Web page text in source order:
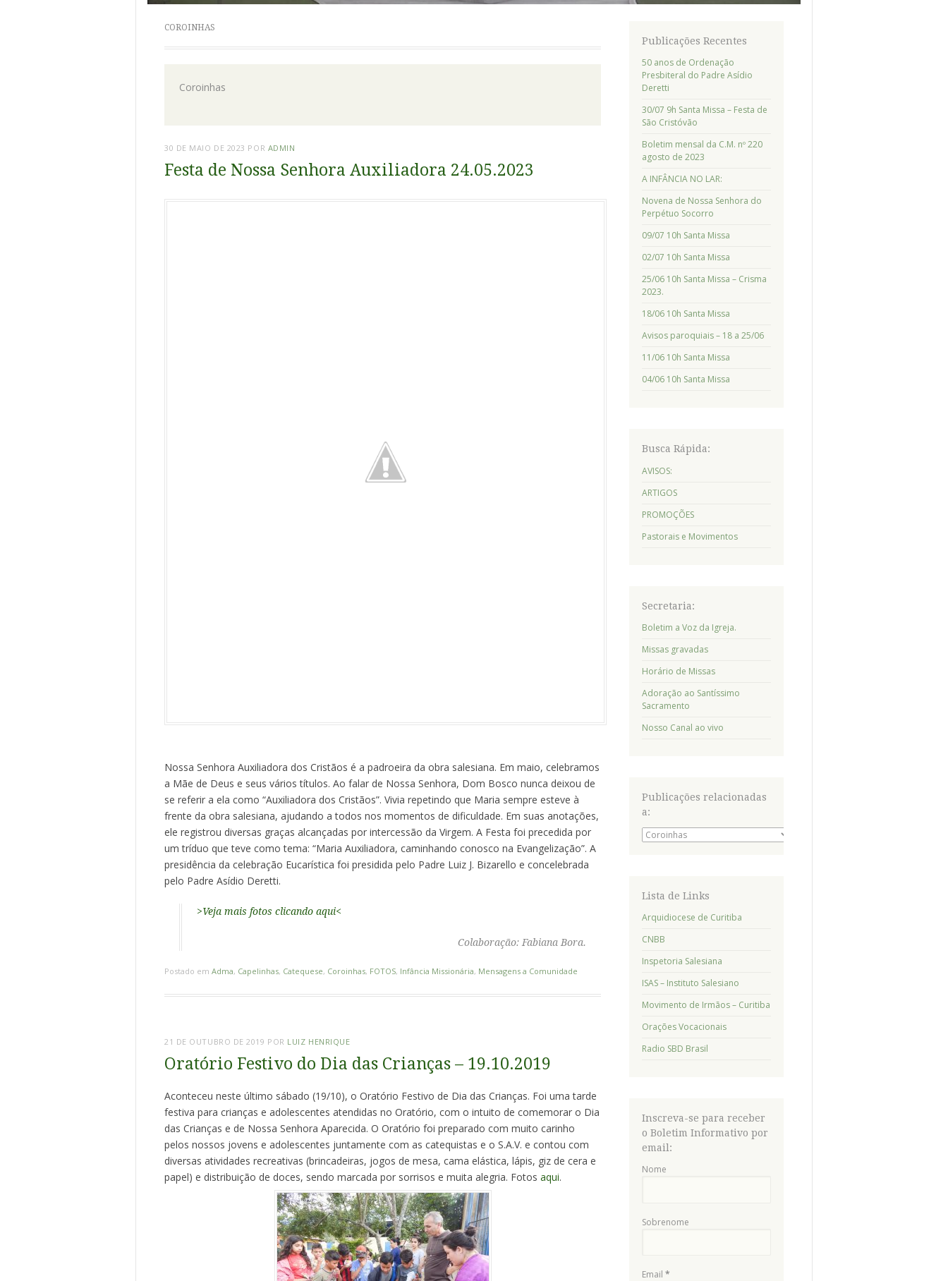
COROINHAS
Coroinhas
30 DE MAIO DE 2023 POR ADMIN
Festa de Nossa Senhora Auxiliadora 24.05.2023
Nossa Senhora Auxiliadora dos Cristãos é a padroeira da obra salesiana. Em maio, celebramos
a Mãe de Deus e seus vários títulos. Ao falar de Nossa Senhora, Dom Bosco nunca deixou de
se referir a ela como “Auxiliadora dos Cristãos”. Vivia repetindo que Maria sempre esteve à
frente da obra salesiana, ajudando a todos nos momentos de dificuldade. Em suas anotações,
ele registrou diversas graças alcançadas por intercessão da Virgem. A Festa foi precedida por
um tríduo que teve como tema: “Maria Auxiliadora, caminhando conosco na Evangelização”. A
presidência da celebração Eucarística foi presidida pelo Padre Luiz J. Bizarello e concelebrada
pelo Padre Asídio Deretti.
>Veja mais fotos clicando aqui<
Colaboração: Fabiana Bora.
Postado em Adma, Capelinhas, Catequese, Coroinhas, FOTOS, Infância Missionária, Mensagens a Comunidade
21 DE OUTUBRO DE 2019 POR LUIZ HENRIQUE
Oratório Festivo do Dia das Crianças – 19.10.2019
Aconteceu neste último sábado (19/10), o Oratório Festivo de Dia das Crianças. Foi uma tarde
festiva para crianças e adolescentes atendidas no Oratório, com o intuito de comemorar o Dia
das Crianças e de Nossa Senhora Aparecida. O Oratório foi preparado com muito carinho
pelos nossos jovens e adolescentes juntamente com as catequistas e o S.A.V. e contou com
diversas atividades recreativas (brincadeiras, jogos de mesa, cama elástica, lápis, giz de cera e
papel) e distribuição de doces, sendo marcada por sorrisos e muita alegria. Fotos aqui.
Publicações Recentes
50 anos de Ordenação
Presbiteral do Padre Asídio
Deretti
30/07 9h Santa Missa – Festa de
São Cristóvão
Boletim mensal da C.M. nº 220
agosto de 2023
A INFÂNCIA NO LAR:
Novena de Nossa Senhora do
Perpétuo Socorro
09/07 10h Santa Missa
02/07 10h Santa Missa
25/06 10h Santa Missa – Crisma
2023.
18/06 10h Santa Missa
Avisos paroquiais – 18 a 25/06
11/06 10h Santa Missa
04/06 10h Santa Missa
Busca Rápida:
AVISOS:
ARTIGOS
PROMOÇÕES
Pastorais e Movimentos
Secretaria:
Boletim a Voz da Igreja.
Missas gravadas
Horário de Missas
Adoração ao Santíssimo
Sacramento
Nosso Canal ao vivo
Publicações relacionadas
a:
Publicações
relacionadas
Lista de Links
Arquidiocese de Curitiba
CNBB
Inspetoria Salesiana
ISAS – Instituto Salesiano
Movimento de Irmãos – Curitiba
Orações Vocacionais
Radio SBD Brasil
Inscreva-se para receber
o Boletim Informativo por
email:
Nome
Sobrenome
Email *